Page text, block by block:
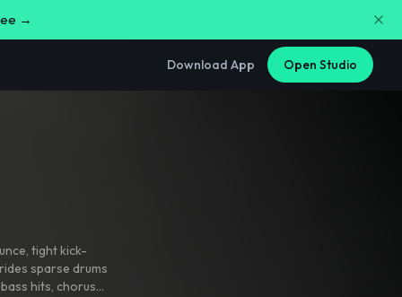
→
Download App Open Studio
, tight kick-
sparse drums
hits, chorus